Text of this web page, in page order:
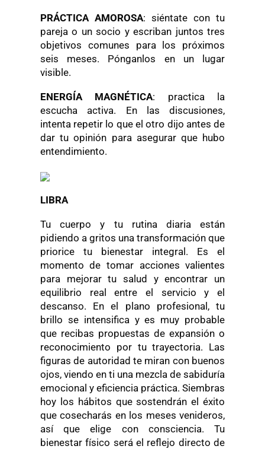
PRÁCTICA AMOROSA: siéntate con tu
pareja o un socio y escriban juntos tres
objetivos comunes para los próximos
seis meses. Pónganlos en un lugar
visible.
ENERGÍA MAGNÉTICA: practica la
escucha activa. En las discusiones,
intenta repetir lo que el otro dijo antes de
dar tu opinión para asegurar que hubo
entendimiento.
LIBRA
Tu cuerpo y tu rutina diaria están
pidiendo a gritos una transformación que
priorice tu bienestar integral. Es el
momento de tomar acciones valientes
para mejorar tu salud y encontrar un
equilibrio real entre el servicio y el
descanso. En el plano profesional, tu
brillo se intensifica y es muy probable
que recibas propuestas de expansión o
reconocimiento por tu trayectoria. Las
figuras de autoridad te miran con buenos
ojos, viendo en ti una mezcla de sabiduría
emocional y eficiencia práctica. Siembras
hoy los hábitos que sostendrán el éxito
que cosecharás en los meses venideros,
así que elige con consciencia. Tu
bienestar físico será el reflejo directo de